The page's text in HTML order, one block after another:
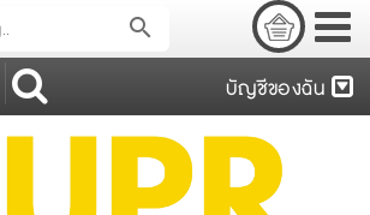
บัญชีของฉัน
search